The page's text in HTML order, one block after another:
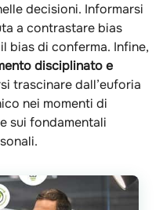
decisioni. Informarsi
a contrastare bias
bias di conferma. Infine,
disciplinato e
trascinare dall’euforia
nei momenti di
sui fondamentali